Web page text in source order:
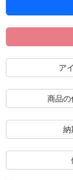
ア
商品
納